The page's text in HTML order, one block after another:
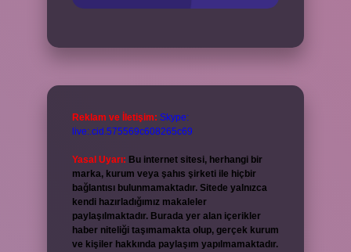
Reklam ve İletişim: Skype:
live:.cid.575569c608265c69
Yasal Uyarı: Bu internet sitesi, herhangi bir
marka, kurum veya şahıs şirketi ile hiçbir
bağlantısı bulunmamaktadır. Sitede yalnızca
kendi hazırladığımız makaleler
paylaşılmaktadır. Burada yer alan içerikler
haber niteliği taşımamakta olup, gerçek kurum
ve kişiler hakkında paylaşım yapılmamaktadır.